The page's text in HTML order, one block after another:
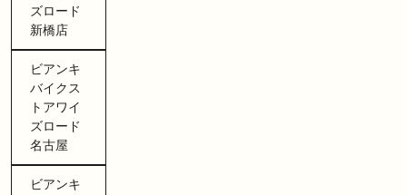
ズロード
新橋店
ビアンキ
バイクス
トアワイ
ズロード
名古屋
ビアンキ